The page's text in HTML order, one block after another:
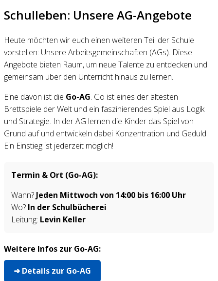
Schulleben: Unsere AG-Angebote
Heute möchten wir euch einen weiteren Teil der Schule
vorstellen: Unsere Arbeitsgemeinschaften (AGs). Diese
Angebote bieten Raum, um neue Talente zu entdecken und
gemeinsam über den Unterricht hinaus zu lernen.
Eine davon ist die Go-AG. Go ist eines der ältesten
Brettspiele der Welt und ein faszinierendes Spiel aus Logik
und Strategie. In der AG lernen die Kinder das Spiel von
Grund auf und entwickeln dabei Konzentration und Geduld.
Ein Einstieg ist jederzeit möglich!
Termin & Ort (Go-AG):
Wann? Jeden Mittwoch von 14:00 bis 16:00 Uhr
Wo? In der Schulbücherei
Leitung: Levin Keller
Weitere Infos zur Go-AG:
➜ Details zur Go-AG